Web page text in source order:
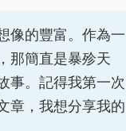
像的豐富。作為一
那簡直是暴殄天
事。記得我第一次
章，我想分享我的